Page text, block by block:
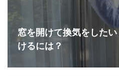
窓を開けて換気をした
けるには？